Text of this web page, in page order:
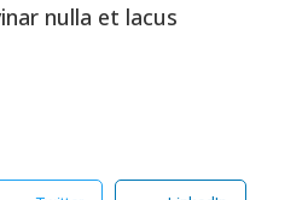
nulla et lacus